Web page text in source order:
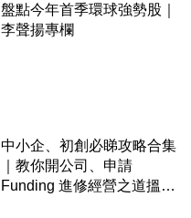
盤點今年首季環球強勢股｜
李聲揚專欄
中小企、初創必睇攻略合集
｜教你開公司、申請
Funding 進修經營之道搵大